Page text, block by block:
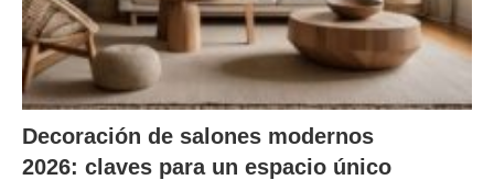
Decoración de salones modernos
2026: claves para un espacio único